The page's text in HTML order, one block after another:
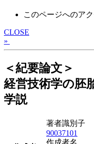
このページへのア
CLOSE
»
＜紀要論文＞
経営技術学の胚
学説
著者識別子
90037101
作成者名